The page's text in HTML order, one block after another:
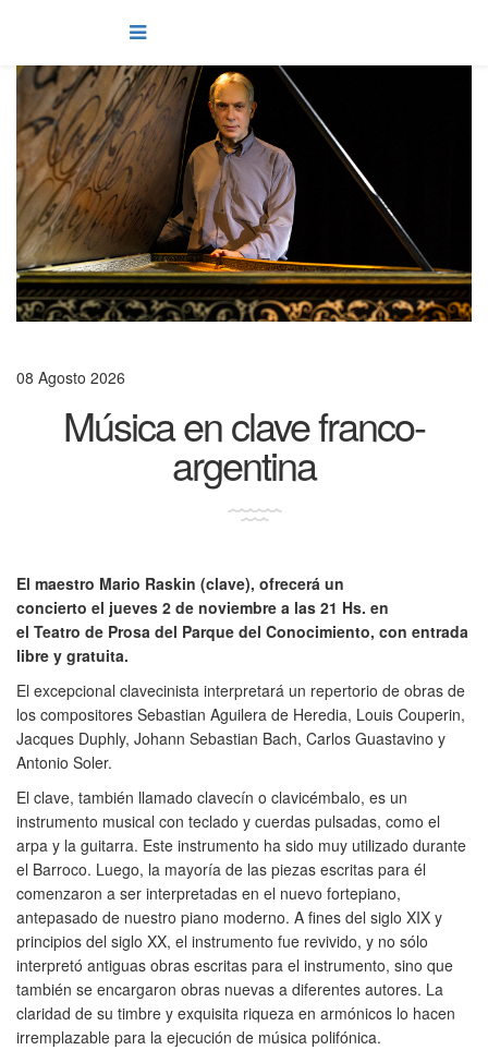
08 Agosto 2026
Música en clave franco-
argentina
El maestro Mario Raskin (clave), ofrecerá un
concierto el jueves 2 de noviembre a las 21 Hs. en
el Teatro de Prosa del Parque del Conocimiento, con entrada
libre y gratuita.
El excepcional clavecinista interpretará un repertorio de obras de
los compositores Sebastian Aguilera de Heredia, Louis Couperin,
Jacques Duphly, Johann Sebastian Bach, Carlos Guastavino y
Antonio Soler.
El clave, también llamado clavecín o clavicémbalo, es un
instrumento musical con teclado y cuerdas pulsadas, como el
arpa y la guitarra. Este instrumento ha sido muy utilizado durante
el Barroco. Luego, la mayoría de las piezas escritas para él
comenzaron a ser interpretadas en el nuevo fortepiano,
antepasado de nuestro piano moderno. A fines del siglo XIX y
principios del siglo XX, el instrumento fue revivido, y no sólo
interpretó antiguas obras escritas para el instrumento, sino que
también se encargaron obras nuevas a diferentes autores. La
claridad de su timbre y exquisita riqueza en armónicos lo hacen
irremplazable para la ejecución de música polifónica.